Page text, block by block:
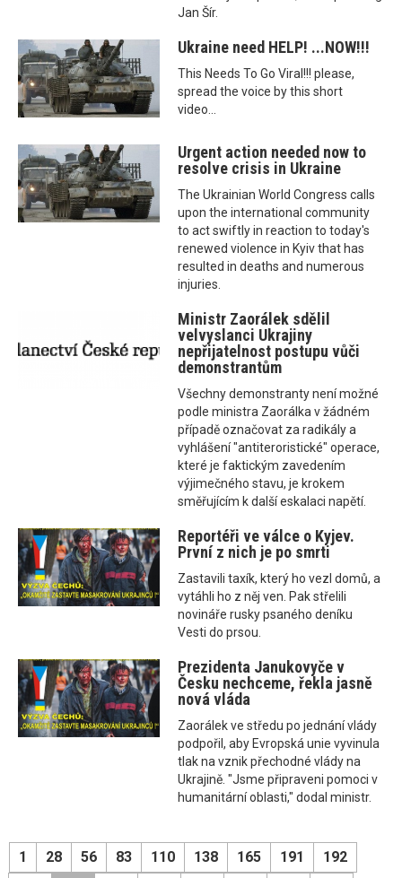
Jan Šír.
Ukraine need HELP! ...NOW!!!
This Needs To Go Viral!!! please,
spread the voice by this short
video...
Urgent action needed now to
resolve crisis in Ukraine
The Ukrainian World Congress calls
upon the international community
to act swiftly in reaction to today's
renewed violence in Kyiv that has
resulted in deaths and numerous
injuries.
Ministr Zaorálek sdělil
velvyslanci Ukrajiny
nepřijatelnost postupu vůči
demonstrantům
Všechny demonstranty není možné
podle ministra Zaorálka v žádném
případě označovat za radikály a
vyhlášení "antiteroristické" operace,
které je faktickým zavedením
výjimečného stavu, je krokem
směřujícím k další eskalaci napětí.
Reportéři ve válce o Kyjev.
První z nich je po smrti
Zastavili taxík, který ho vezl domů, a
vytáhli ho z něj ven. Pak střelili
novináře rusky psaného deníku
Vesti do prsou.
Prezidenta Janukovyče v
Česku nechceme, řekla jasně
nová vláda
Zaorálek ve středu po jednání vlády
podpořil, aby Evropská unie vyvinula
tlak na vznik přechodné vlády na
Ukrajině. "Jsme připraveni pomoci v
humanitární oblasti," dodal ministr.
1 28 56 83 110 138 165 191
192